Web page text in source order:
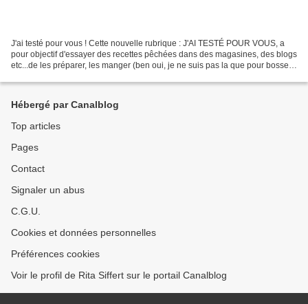
J'ai testé pour vous ! Cette nouvelle rubrique : J'AI TESTÉ POUR VOUS, a
pour objectif d'essayer des recettes pêchées dans des magasines, des blogs
etc...de les préparer, les manger (ben oui, je ne suis pas la que pour bosser!
Hébergé par Canalblog
Top articles
Pages
Contact
Signaler un abus
C.G.U.
Cookies et données personnelles
Préférences cookies
Voir le profil de Rita Siffert sur le portail Canalblog